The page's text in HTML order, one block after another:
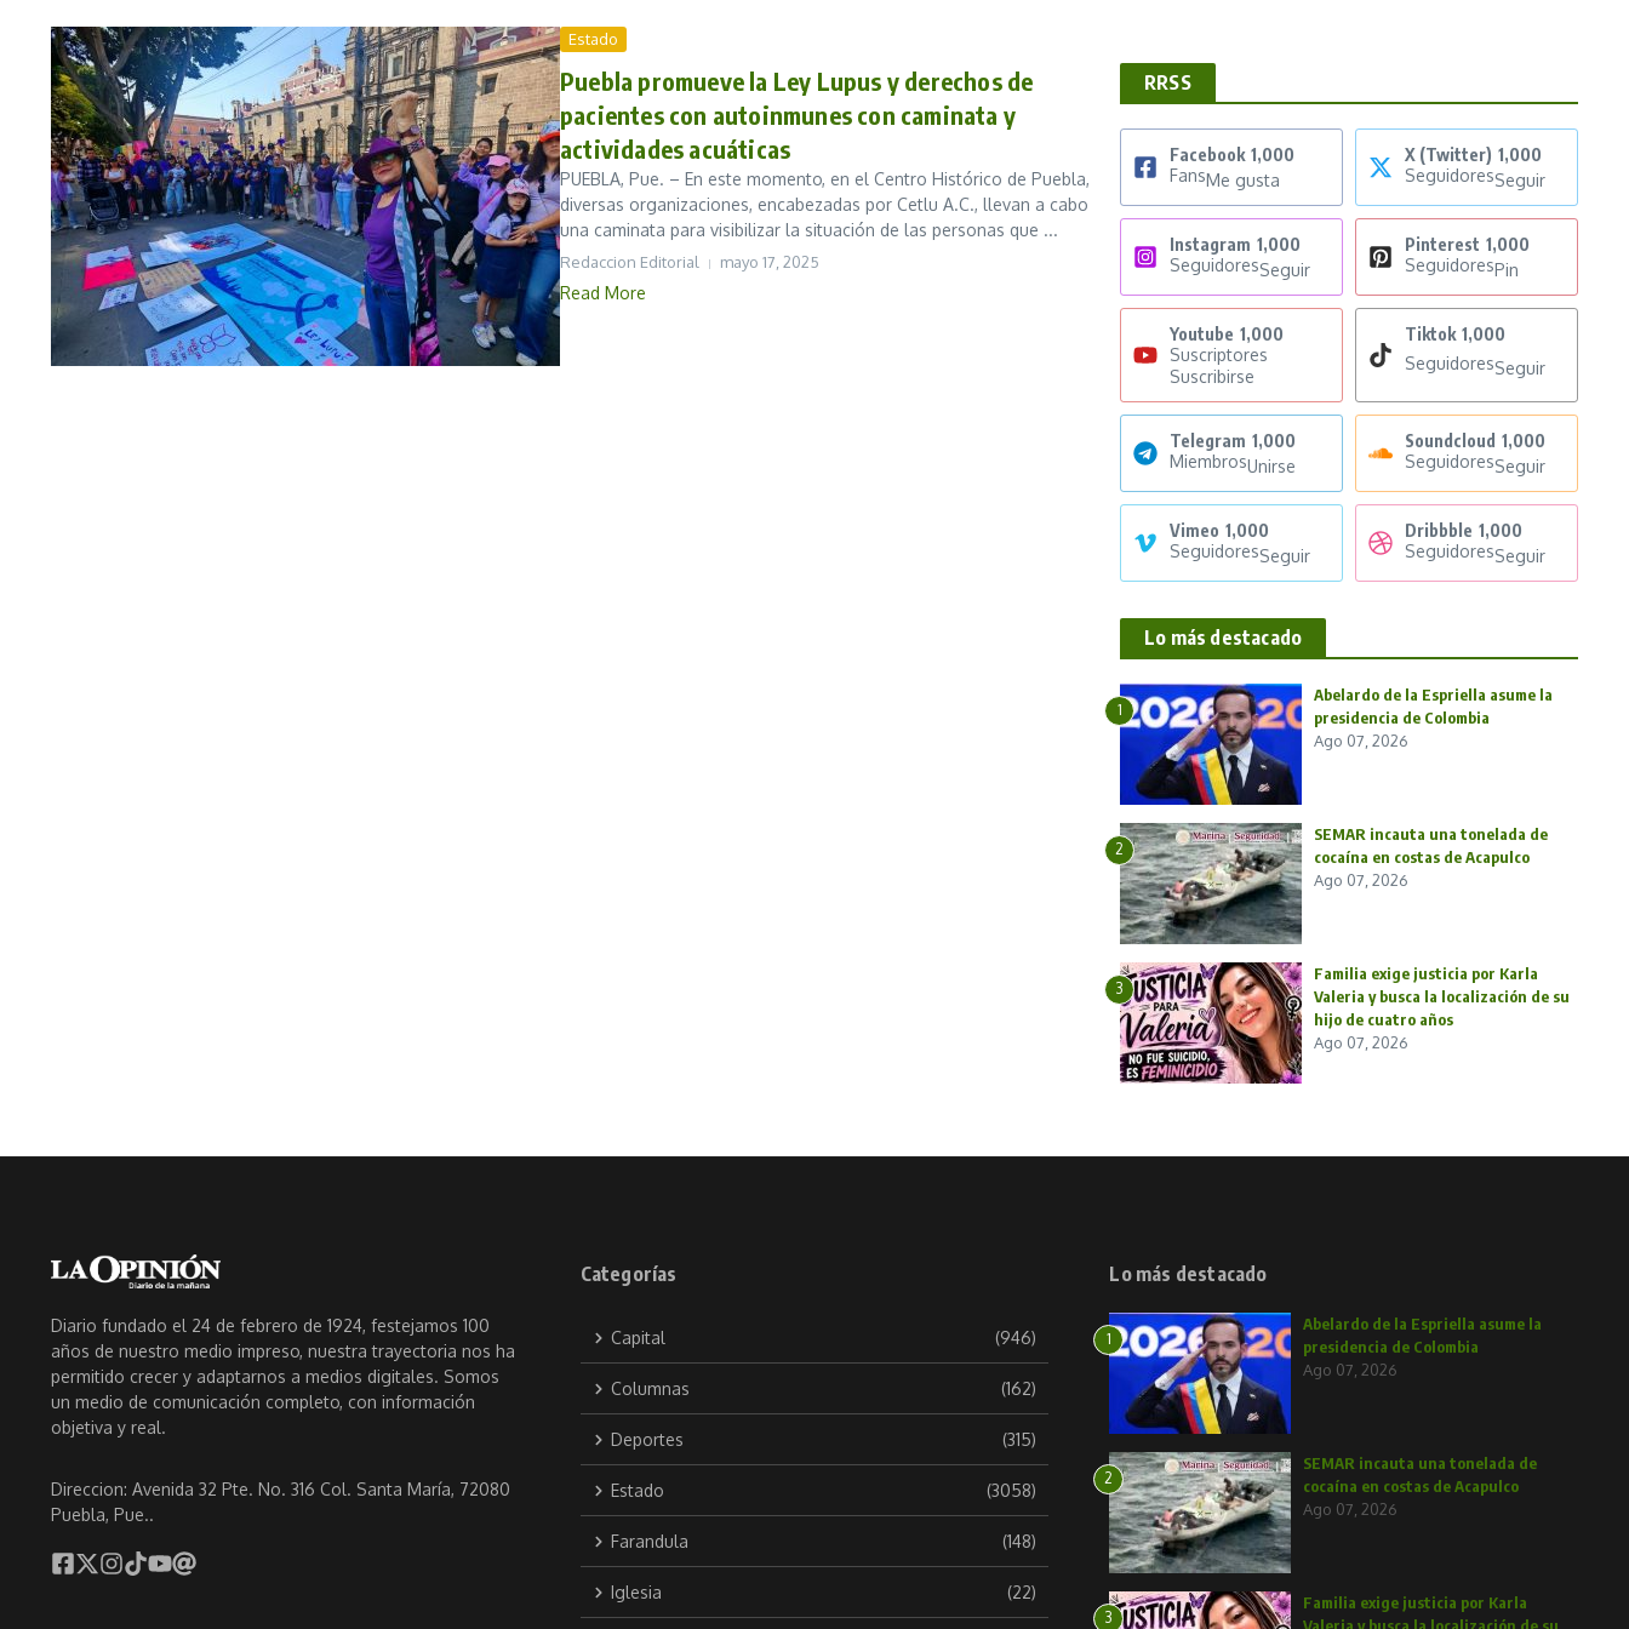
Estado
Puebla promueve la Ley Lupus y derechos de
pacientes con autoinmunes con caminata y
actividades acuáticas
PUEBLA, Pue. – En este momento, en el Centro Histórico de Puebla,
diversas organizaciones, encabezadas por Cetlu A.C., llevan a cabo
una caminata para visibilizar la situación de las personas que ...
Redaccion Editorial mayo 17, 2025
Read More
RRSS
Facebook 1,000
FansMe gusta
X (Twitter) 1,000
SeguidoresSeguir
Instagram 1,000
SeguidoresSeguir
Pinterest 1,000
SeguidoresPin
Youtube 1,000
Suscriptores
Suscribirse
Tiktok 1,000
SeguidoresSeguir
Telegram 1,000
MiembrosUnirse
Soundcloud 1,000
SeguidoresSeguir
Vimeo 1,000
SeguidoresSeguir
Dribbble 1,000
SeguidoresSeguir
Lo más destacado
1
Abelardo de la Espriella asume la
presidencia de Colombia
Ago 07, 2026
2
SEMAR incauta una tonelada de
cocaína en costas de Acapulco
Ago 07, 2026
3
Familia exige justicia por Karla
Valeria y busca la localización de su
hijo de cuatro años
Ago 07, 2026
Diario fundado el 24 de febrero de 1924, festejamos 100
años de nuestro medio impreso, nuestra trayectoria nos ha
permitido crecer y adaptarnos a medios digitales. Somos
un medio de comunicación completo, con información
objetiva y real.
Direccion: Avenida 32 Pte. No. 316 Col. Santa María, 72080
Puebla, Pue..
Categorías
Capital (946)
Columnas (162)
Deportes (315)
Estado (3058)
Farandula (148)
Iglesia (22)
Lo más destacado
1
Abelardo de la Espriella asume la
presidencia de Colombia
Ago 07, 2026
2
SEMAR incauta una tonelada de
cocaína en costas de Acapulco
Ago 07, 2026
3
Familia exige justicia por Karla